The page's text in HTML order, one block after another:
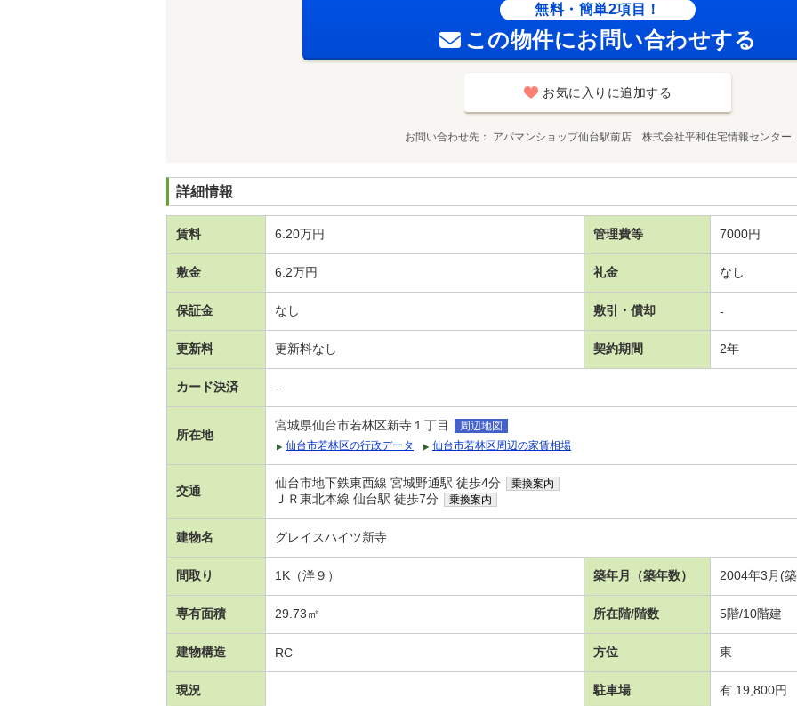
無料・簡単2項目！
この物件にお問い合わせする
お気に入りに追加する
お問い合わせ先 アパマンショップ仙台駅前店 株式会社平和住宅情報センター
詳細情報
賃料 6.20万円 管理費等 7000円
敷金 6.2万円 礼金 なし
保証金 なし 敷引・償却 -
更新料 更新料なし 契約期間 2年
カード決済 -
所在地
宮城県仙台市若林区新寺１丁目
周辺地図
仙台市若林区の行政データ
仙台市若林区周辺の家賃相場
交通
仙台市地下鉄東西線 宮城野通駅 徒歩4分 乗換案内
ＪＲ東北本線 仙台駅 徒歩7分 乗換案内
建物名 グレイスハイツ新寺
間取り 1K（洋９） 築年月（築年数） 2004年3月(
専有面積 29.73㎡ 所在階/階数 5階/10階建
建物構造 RC 方位 東
現況 駐車場 有 19,800円